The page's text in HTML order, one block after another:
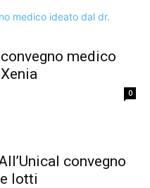
medico
0
convegno
Iotti